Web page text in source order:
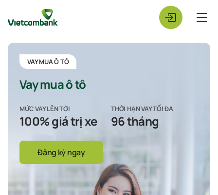
VAY MUA Ô TÔ
Vay mua ô tô
MỨC VAY LÊN TỚI
100% giá trị xe
THỜI HẠN VAY TỐI ĐA
96 tháng
Đăng ký ngay